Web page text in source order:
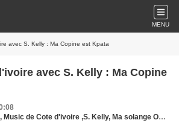
MENU
avec S. Kelly : Ma Copine est Kpata
avec S. Kelly : Ma Copine
de Cote d'ivoire ,S. Kelly, Ma solange Oussou